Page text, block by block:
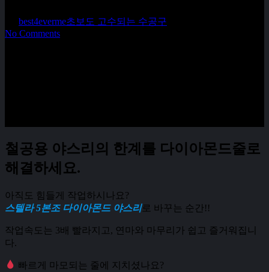
best4everme초보도 고수되는 수공구
No Comments
철공용 야스리의 한계를 다이아몬드줄로
해결하세요.
아직도 힘들게 작업하시나요?
스텔라 5본조 다이아몬드 야스리로 바꾸는 순간!!
작업속도는 3배 빨라지고, 연마와 마무리가 쉽고 즐거워집니
다.
빠르게 마모되는 줄에 지치셨나요?